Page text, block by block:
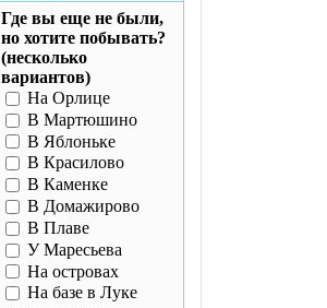
Где вы еще не были,
но хотите побывать?
(несколько
вариантов)
На Орлице
В Мартюшино
В Яблоньке
В Красилово
В Каменке
В Домажирово
В Плаве
У Маресьева
На островах
На базе в Луке